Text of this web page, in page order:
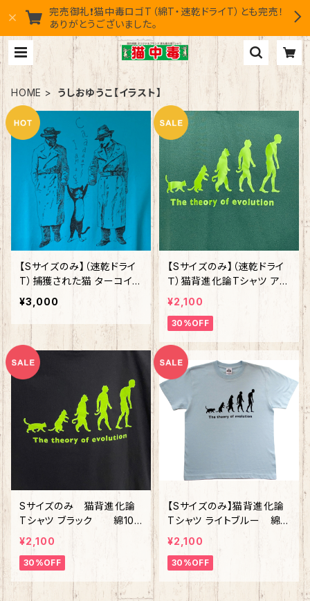
完売御礼❗猫中毒ロゴT（綿T・速乾ドライT）とも完売！
ありがとうございました。
HOME うしおゆうこ【イラスト】
【Sサイズのみ】（速乾ドライ
T）捕獲された猫 ターコイズ
ブルー
¥3,000
【Sサイズのみ】（速乾ドライ
Ｔ）猫背進化論Tシャツ アイ
ビーグリーン
¥2,100
30%OFF
Sサイズのみ 猫背進化論
Tシャツ ブラック 綿10
0%
¥2,100
30%OFF
【Sサイズのみ】猫背進化論
Tシャツ ライトブルー 綿1
00%
¥2,100
30%OFF